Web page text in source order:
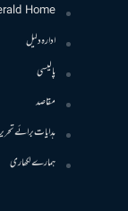
Home
ادارہ دلیل
پالیسی
مقاصد
ہدایات برائے تحریر
ہمارے لکھاری